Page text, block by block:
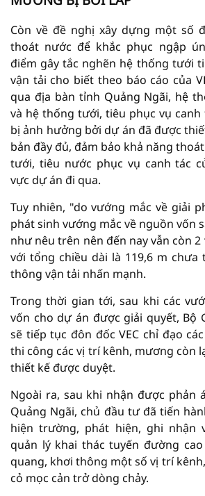
Còn về đề nghị xây dựng một số
thoát nước để khắc phục ngập
điểm gây tắc nghẽn hệ thống tưới
vận tải cho biết theo báo cáo của
qua địa bàn tỉnh Quảng Ngãi, hệ
và hệ thống tưới, tiêu phục vụ
bị ảnh hưởng bởi dự án đã được
bản đầy đủ, đảm bảo khả năng
tưới, tiêu nước phục vụ canh tác
vực dự án đi qua.
Tuy nhiên, "do vướng mắc về giải
phát sinh vướng mắc về nguồn vốn
như nêu trên nên đến nay vẫn còn
với tổng chiều dài là 119,6 m chưa
thông vận tải nhấn mạnh.
Trong thời gian tới, sau khi các
vốn cho dự án được giải quyết, Bộ
sẽ tiếp tục đôn đốc VEC chỉ đạo
thi công các vị trí kênh, mương còn
thiết kế được duyệt.
Ngoài ra, sau khi nhận được phản
Quảng Ngãi, chủ đầu tư đã tiến
hiện trường, phát hiện, ghi nhận
quản lý khai thác tuyến đường
quang, khơi thông một số vị trí
cỏ mọc cản trở dòng chảy.